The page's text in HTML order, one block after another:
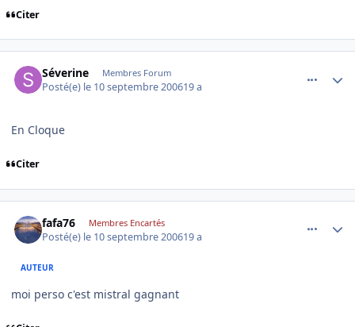
Citer
Séverine Membres Forum
Posté(e) le 10 septembre 200619 a
En Cloque
Citer
fafa76 Membres Encartés
Posté(e) le 10 septembre 200619 a
AUTEUR
moi perso c'est mistral gagnant